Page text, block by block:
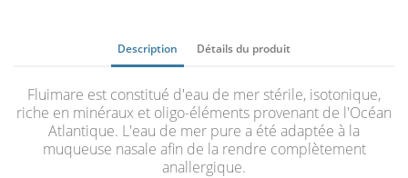
Description Détails du produit
Fluimare est constitué d'eau de mer stérile, isotonique,
riche en minéraux et oligo-éléments provenant de l'Océan
Atlantique. L'eau de mer pure a été adaptée à la
muqueuse nasale afin de la rendre complètement
anallergique.